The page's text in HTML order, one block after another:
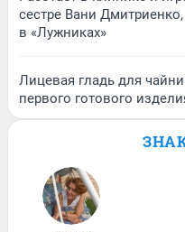
сестре Вани
в «Лужниках»
Лицевая гладь для
первого готового